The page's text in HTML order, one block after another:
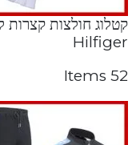
Hilfiger
52 Items